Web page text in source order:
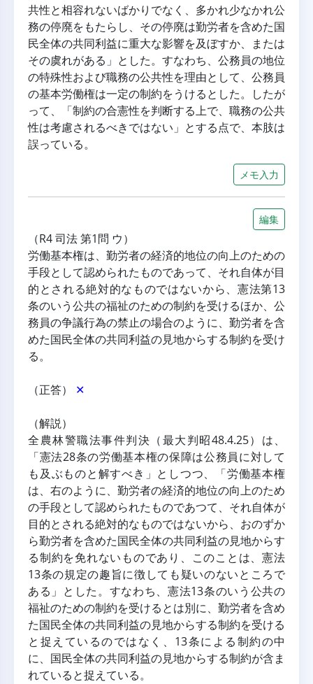
共性と相容れないばかりでなく、多かれ少なかれ公
務の停廃をもたらし、その停廃は勤労者を含めた国
民全体の共同利益に重大な影響を及ぼすか、または
その虞れがある」とした。すなわち、公務員の地位
の特殊性および職務の公共性を理由として、公務員
の基本労働権は一定の制約をうけるとした。したが
って、「制約の合憲性を判断する上で、職務の公共
性は考慮されるべきではない」とする点で、本肢は
誤っている。
メモ入力
編集
（R4 司法 第1問 ウ）
労働基本権は、勤労者の経済的地位の向上のための
手段として認められたものであって、それ自体が目
的とされる絶対的なものではないから、憲法第13
条のいう公共の福祉のための制約を受けるほか、公
務員の争議行為の禁止の場合のように、勤労者を含
めた国民全体の共同利益の見地からする制約を受け
る。
（正答） ✕
（解説）
全農林警職法事件判決（最大判昭48.4.25）は、
「憲法28条の労働基本権の保障は公務員に対して
も及ぶものと解すべき」としつつ、「労働基本権
は、右のように、勤労者の経済的地位の向上のため
の手段として認められたものであつて、それ自体が
目的とされる絶対的なものではないから、おのずか
ら勤労者を含めた国民全体の共同利益の見地からす
る制約を免れないものであり、このことは、憲法
13条の規定の趣旨に徴しても疑いのないところで
ある」とした。すなわち、憲法13条のいう公共の
福祉のための制約を受けるとは別に、勤労者を含め
た国民全体の共同利益の見地からする制約を受ける
と捉えているのではなく、13条による制約の中
に、国民全体の共同利益の見地からする制約が含ま
れていると捉えている。